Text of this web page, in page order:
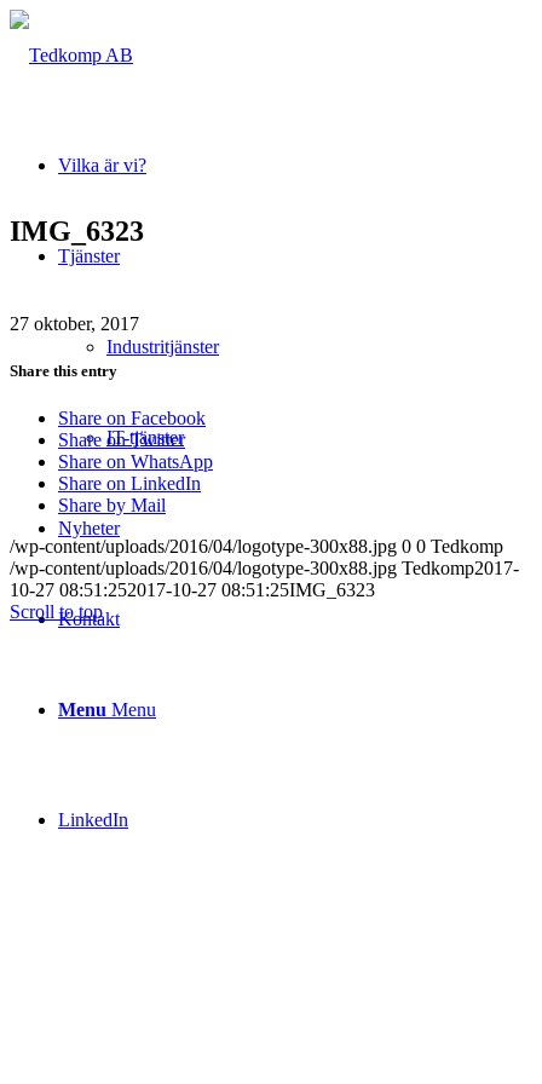
Vilka är vi?
Tjänster
Industritjänster
IT-tjänster
Nyheter
Kontakt
Menu Menu
LinkedIn
IMG_6323
27 oktober, 2017
Share this entry
Share on Facebook
Share on Twitter
Share on WhatsApp
Share on LinkedIn
Share by Mail
/wp-content/uploads/2016/04/logotype-300x88.jpg 0 0 Tedkomp
/wp-content/uploads/2016/04/logotype-300x88.jpg Tedkomp2017-
10-27 08:51:252017-10-27 08:51:25IMG_6323
Scroll to top